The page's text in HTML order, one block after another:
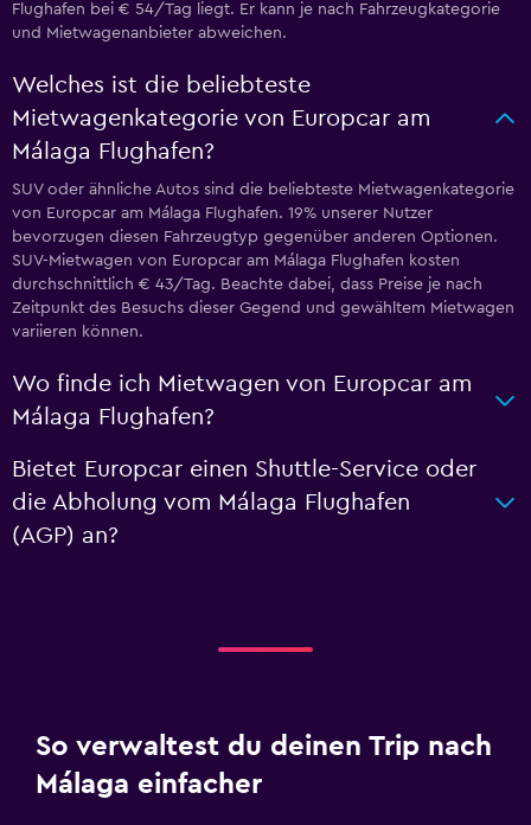
Flughafen bei € 54/Tag liegt. Er kann je nach Fahrzeugkategorie
und Mietwagenanbieter abweichen.
Welches ist die beliebteste
Mietwagenkategorie von Europcar am
Málaga Flughafen?
SUV oder ähnliche Autos sind die beliebteste Mietwagenkategorie
von Europcar am Málaga Flughafen. 19% unserer Nutzer
bevorzugen diesen Fahrzeugtyp gegenüber anderen Optionen.
SUV-Mietwagen von Europcar am Málaga Flughafen kosten
durchschnittlich € 43/Tag. Beachte dabei, dass Preise je nach
Zeitpunkt des Besuchs dieser Gegend und gewähltem Mietwagen
variieren können.
Wo finde ich Mietwagen von Europcar am
Málaga Flughafen?
Bietet Europcar einen Shuttle-Service oder
die Abholung vom Málaga Flughafen
(AGP) an?
So verwaltest du deinen Trip nach
Málaga einfacher